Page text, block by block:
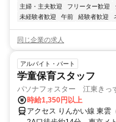
主婦・主夫歓迎
フリーター歓迎
未経験者歓迎
午前 経験者歓迎
同じ企業の求人
アルバイト・パート
学童保育スタッフ
パソナフォスター 江東きっ
時給1,350円以上
アクセス りんかい線 東雲